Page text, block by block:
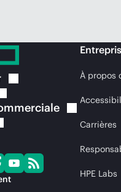
À propos
Carrières
HPE Labs